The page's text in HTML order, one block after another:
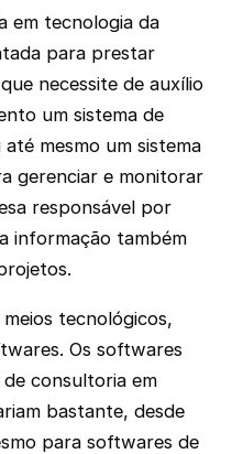
em tecnologia da
para prestar
necessite de auxílio
um sistema de
mesmo um sistema
gerenciar e monitorar
responsável por
informação também
tecnológicos,
Os softwares
consultoria em
bastante, desde
para softwares de